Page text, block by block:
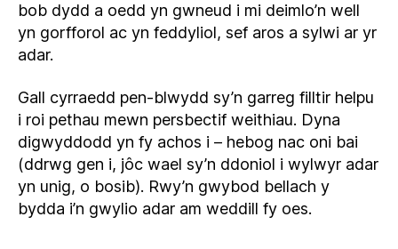
bob dydd a oedd yn gwneud i mi deimlo’n well
yn gorfforol ac yn feddyliol, sef aros a sylwi ar yr
adar.
Gall cyrraedd pen-blwydd sy’n garreg filltir helpu
i roi pethau mewn persbectif weithiau. Dyna
digwyddodd yn fy achos i – hebog nac oni bai
(ddrwg gen i, jôc wael sy’n ddoniol i wylwyr adar
yn unig, o bosib). Rwy’n gwybod bellach y
bydda i’n gwylio adar am weddill fy oes.